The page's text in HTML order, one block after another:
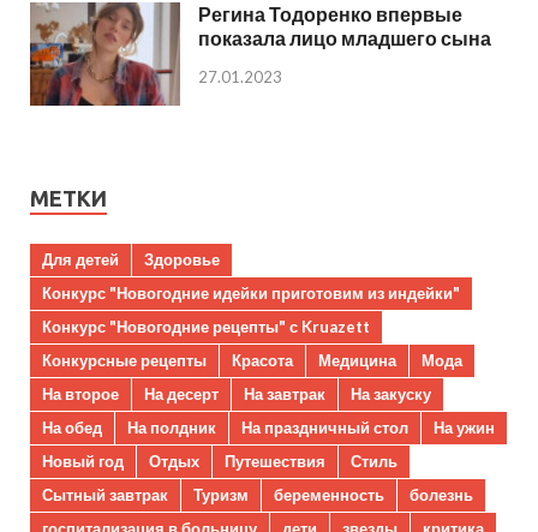
Регина Тодоренко впервые
показала лицо младшего сына
27.01.2023
МЕТКИ
Для детей
Здоровье
Конкурс "Новогодние идейки приготовим из индейки"
Конкурс "Новогодние рецепты" с Kruazett
Конкурсные рецепты
Красота Медицина
Мода
На второе
На десерт На завтрак
На закуску
На обед
На полдник На праздничный стол
На ужин
Новый год
Отдых Путешествия
Стиль
Сытный завтрак
Туризм беременность
болезнь